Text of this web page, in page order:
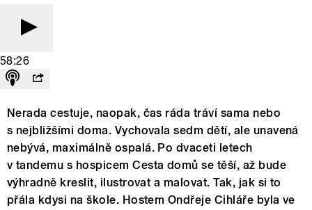
58:26
Nerada cestuje, naopak, čas ráda tráví sama nebo
s nejbližšími doma. Vychovala sedm dětí, ale unavená
nebývá, maximálně ospalá. Po dvaceti letech
v tandemu s hospicem Cesta domů se těší, až bude
výhradně kreslit, ilustrovat a malovat. Tak, jak si to
přála kdysi na škole. Hostem Ondřeje Cihláře byla ve